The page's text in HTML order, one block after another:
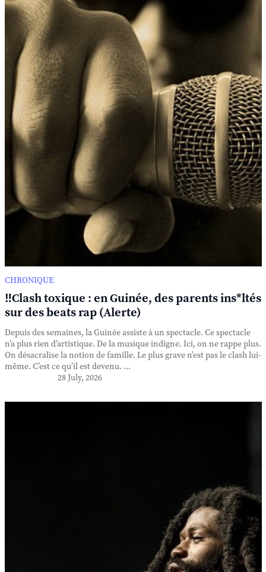
CHRONIQUE
‼️Clash toxique : en Guinée, des parents ins*ltés
sur des beats rap (Alerte)
Depuis des semaines, la Guinée assiste à un spectacle. Ce spectacle
n’a plus rien d’artistique. De la musique indigne. Ici, on ne rappe plus.
On désacralise la notion de famille. Le plus grave n’est pas le clash lui-
même. C’est ce qu’il est devenu. ...
28 July, 2026